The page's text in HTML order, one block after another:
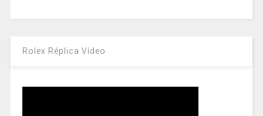
Rolex Réplica Vídeo